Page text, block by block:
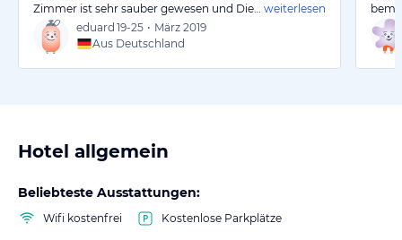
Zimmer ist sehr sauber gewesen und Die…
weiterlesen
eduard 19-25 • März 2019
Aus Deutschland
Hotel allgemein
Beliebteste Ausstattungen:
Wifi kostenfrei Kostenlose Parkplätze